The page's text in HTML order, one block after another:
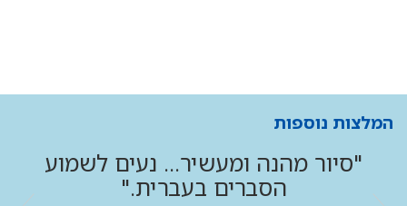
המלצות נוספות
"סיור מהנה ומעשיר... נעים לשמוע
הסברים בעברית."